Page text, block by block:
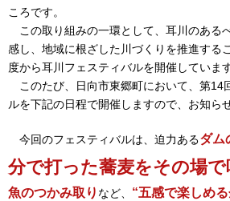
ころです。
この取り組みの一環として、耳川のある
感し、地域に根ざした川づくりを推進する
度から耳川フェスティバルを開催しています
このたび、日向市東郷町において、第14
ルを下記の日程で開催しますので、お知ら
今回のフェスティバルは、迫力あるダム
分で打った蕎麦をその場
魚のつかみ取り など、 “五感で楽しめ